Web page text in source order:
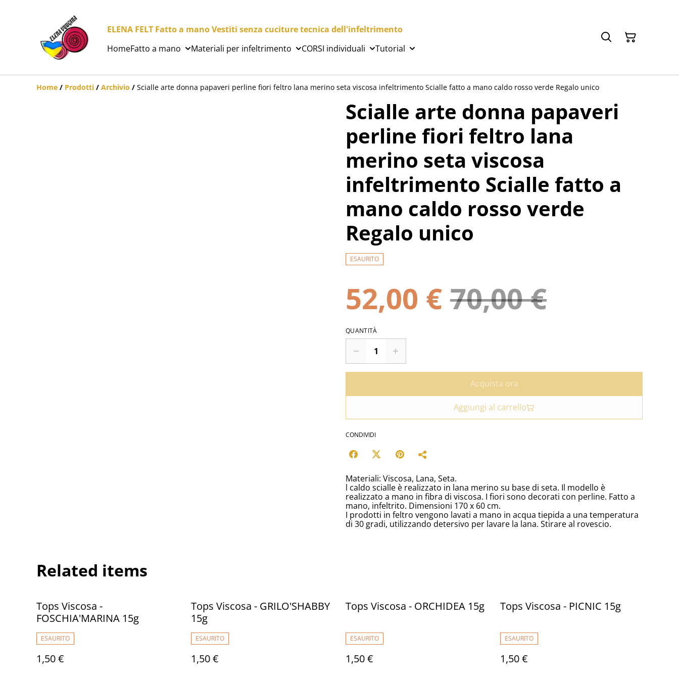
ELENA FELT Fatto a mano Vestiti senza cuciture tecnica dell'infeltrimento
HomeFatto a mano Materiali per infeltrimento CORSI individuali Tutorial
Home / Prodotti / Archivio / Scialle arte donna papaveri perline fiori feltro lana merino seta viscosa infeltrimento Scialle fatto a mano caldo rosso verde Regalo unico
Scialle arte donna papaveri
perline fiori feltro lana
merino seta viscosa
infeltrimento Scialle fatto a
mano caldo rosso verde
Regalo unico
ESAURITO
52,00 € 70,00 €
QUANTITÀ
Acquista ora
Aggiungi al carrello
CONDIVIDI
Materiali: Viscosa, Lana, Seta.
l caldo scialle è realizzato in lana merino su base di seta. Il modello è
realizzato a mano in fibra di viscosa. I fiori sono decorati con perline. Fatto a
mano, infeltrito. Dimensioni 170 x 60 cm.
I prodotti in feltro vengono lavati a mano in acqua tiepida a una temperatura
di 30 gradi, utilizzando detersivo per lavare la lana. Stirare al rovescio.
Related items
Tops Viscosa -
FOSCHIA'MARINA 15g
ESAURITO
1,50 €
Tops Viscosa - GRILO'SHABBY
15g
ESAURITO
1,50 €
Tops Viscosa - ORCHIDEA 15g
ESAURITO
1,50 €
Tops Viscosa - PICNIC 15g
ESAURITO
1,50 €